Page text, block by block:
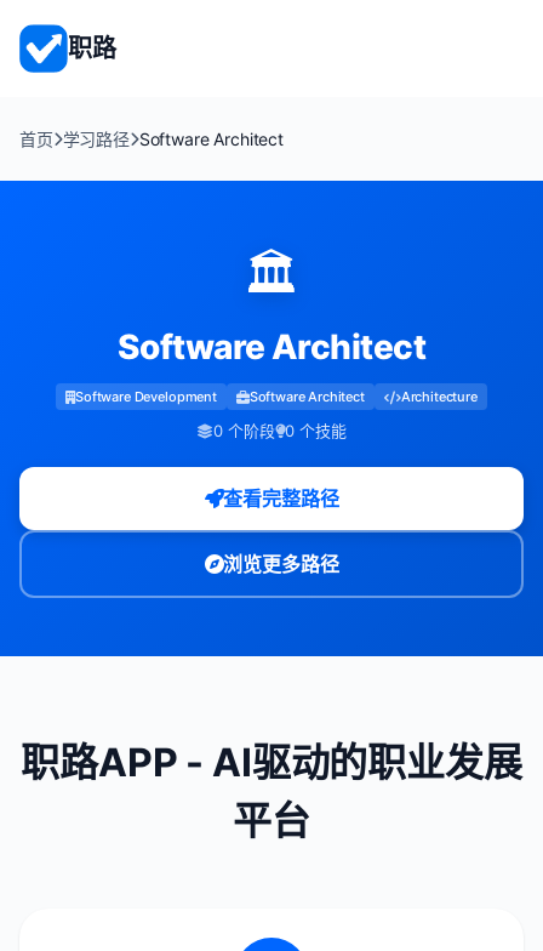
职路
首页 学习路径 Software Architect
🏛️
Software Architect
Software Development Software Architect Architecture
0 个阶段 0 个技能
查看完整路径
浏览更多路径
职路APP - AI驱动的职业发展
平台